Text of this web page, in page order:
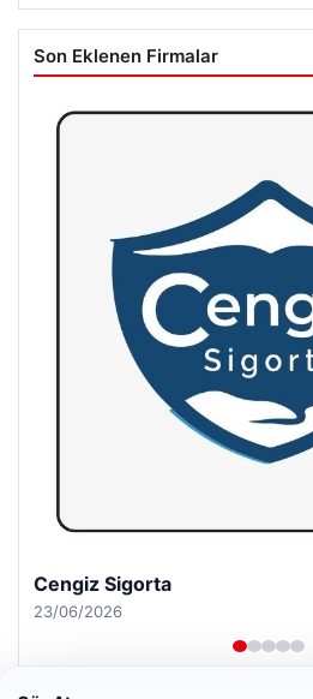
Son Eklenen Firmalar
Hastaş Beton
26/05/2026